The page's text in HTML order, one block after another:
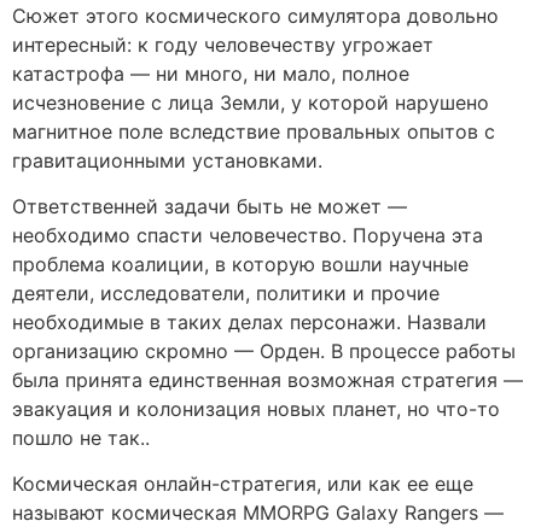
Сюжет этого космического симулятора довольно
интересный: к году человечеству угрожает
катастрофа — ни много, ни мало, полное
исчезновение с лица Земли, у которой нарушено
магнитное поле вследствие провальных опытов с
гравитационными установками.
Ответственней задачи быть не может —
необходимо спасти человечество. Поручена эта
проблема коалиции, в которую вошли научные
деятели, исследователи, политики и прочие
необходимые в таких делах персонажи. Назвали
организацию скромно — Орден. В процессе работы
была принята единственная возможная стратегия —
эвакуация и колонизация новых планет, но что-то
пошло не так..
Космическая онлайн-стратегия, или как ее еще
называют космическая MMORPG Galaxy Rangers —